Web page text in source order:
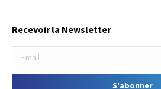
Recevoir la Newsletter